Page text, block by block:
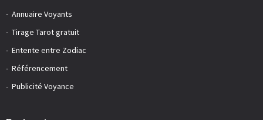
Annuaire Voyants
Tirage Tarot gratuit
Entente entre Zodiac
Référencement
Publicité Voyance